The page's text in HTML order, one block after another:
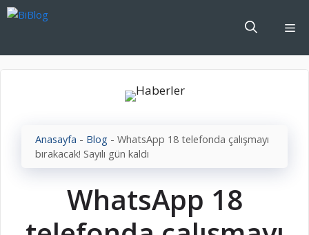
İçeriğe
Anasayfa - Blog - WhatsApp 18 telefonda çalışmayı
bırakacak! Sayılı gün kaldı
WhatsApp 18